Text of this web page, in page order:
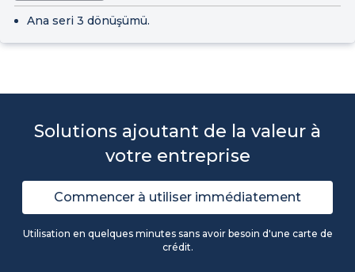
Ana seri 3 dönüşümü.
Solutions ajoutant de la valeur à
votre entreprise
Commencer à utiliser immédiatement
Utilisation en quelques minutes sans avoir besoin d'une carte de
crédit.